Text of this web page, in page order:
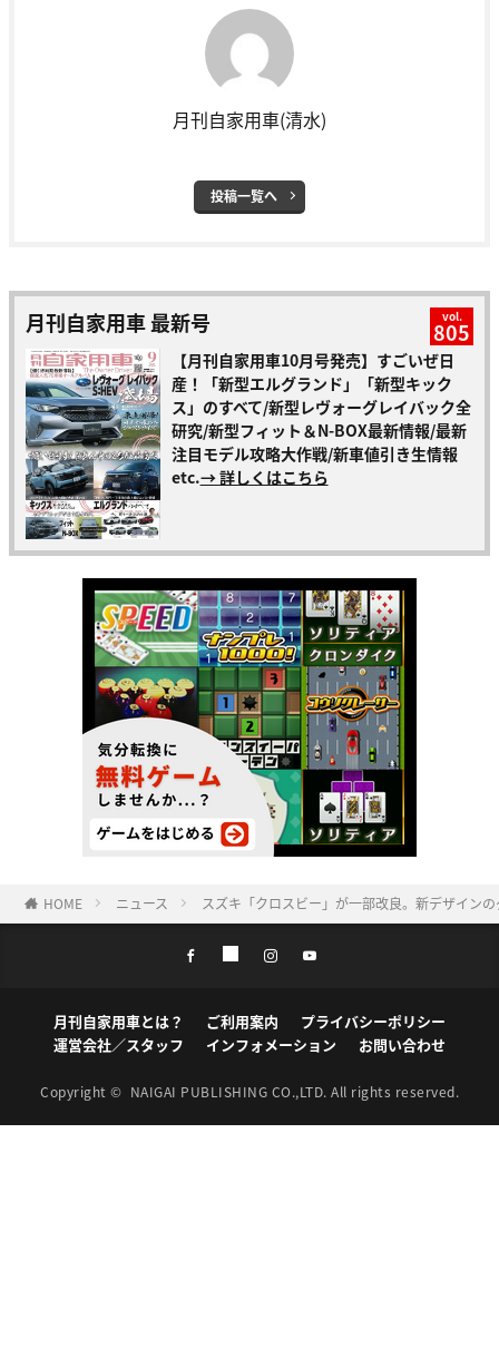
月刊自家用車(清水)
投稿一覧へ
月刊自家用車 最新号 vol.
805
【月刊自家用車10月号発売】すごいぜ日
産！「新型エルグランド」「新型キック
ス」のすべて/新型レヴォーグレイバック全
研究/新型フィット＆N-BOX最新情報/最新
注目モデル攻略大作戦/新車値引き生情報
etc.→ 詳しくはこちら
HOME ニュース スズキ「クロスビー」が一部改良。新デザイン
月刊自家用車とは？ ご利用案内
プライバシーポリシー
運営会社／スタッフ
インフォメーション お問い合わせ
Copyright © NAIGAI PUBLISHING CO.,LTD. All rights reserved.